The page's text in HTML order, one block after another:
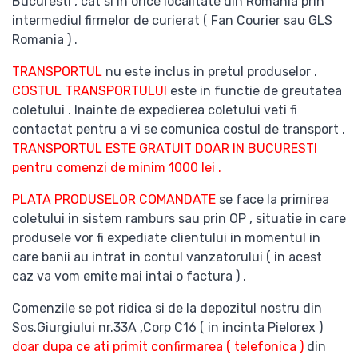
intermediul firmelor de curierat ( Fan Courier sau GLS
Romania ) .
TRANSPORTUL nu este inclus in pretul produselor .
COSTUL TRANSPORTULUI este in functie de greutatea
coletului . Inainte de expedierea coletului veti fi
contactat pentru a vi se comunica costul de transport .
TRANSPORTUL ESTE GRATUIT DOAR IN BUCURESTI
pentru comenzi de minim 1000 lei .
PLATA PRODUSELOR COMANDATE se face la primirea
coletului in sistem ramburs sau prin OP , situatie in care
produsele vor fi expediate clientului in momentul in
care banii au intrat in contul vanzatorului ( in acest
caz va vom emite mai intai o factura ) .
Comenzile se pot ridica si de la depozitul nostru din
Sos.Giurgiului nr.33A ,Corp C16 ( in incinta Pielorex )
doar dupa ce ati primit confirmarea ( telefonica ) din